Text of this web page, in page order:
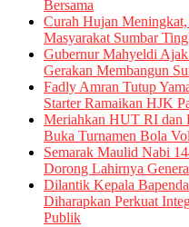
Bersama
Curah Hujan
Masyarakat Sumbar
Gubernur Mahyeldi
Gerakan Membangun
Fadly Amran Tutup
Starter Ramaikan HJK
Meriahkan HUT RI dan
Buka Turnamen Bola
Semarak Maulid Nabi
Dorong Lahirnya
Dilantik Kepala
Diharapkan Perkuat
Publik